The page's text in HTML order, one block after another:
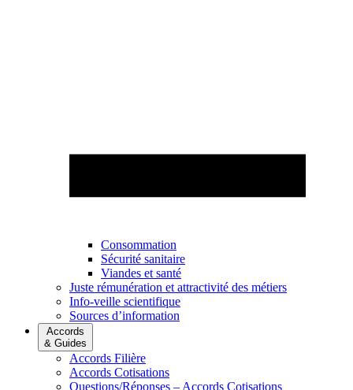
Consommation
Sécurité sanitaire
Viandes et santé
Juste rémunération et attractivité des métiers
Info-veille scientifique
Sources d’information
Accords
& Guides
Accords Filière
Accords Cotisations
Questions/Réponses – Accords Cotisations